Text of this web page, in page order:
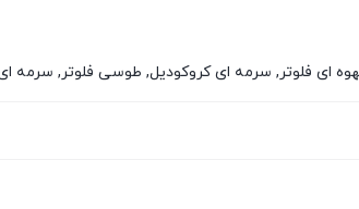
ای فلوتر, سرمه ای کروکودیل, طوسی فلوتر, سرمه ای